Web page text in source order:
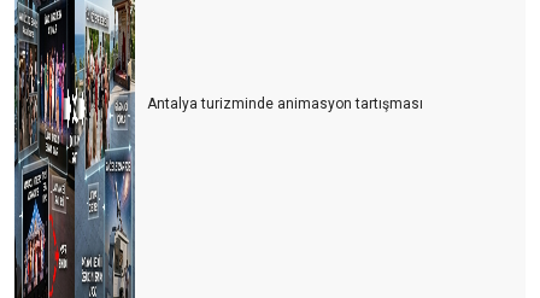
Antalya turizminde animasyon tartışması